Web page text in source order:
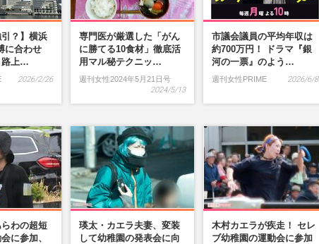
引？】横浜
に合わせ
路上…
2026/2/26
専門医が厳選した「がん
に勝てる10食材」徹底活
用マル秘テクニッ…
週刊女性2024年5月21日号
2024/5/13
市議会議員の平均年収は
約700万円！ ドラマ『銀
河の一票』のよう…
週刊女性PRIME 2026/6/8
わの超短
に参加、
瑛太・カエラ夫妻、変装
して幼稚園の発表会に向
木村カエラが疾走！ セレ
ブ幼稚園の運動会に参加